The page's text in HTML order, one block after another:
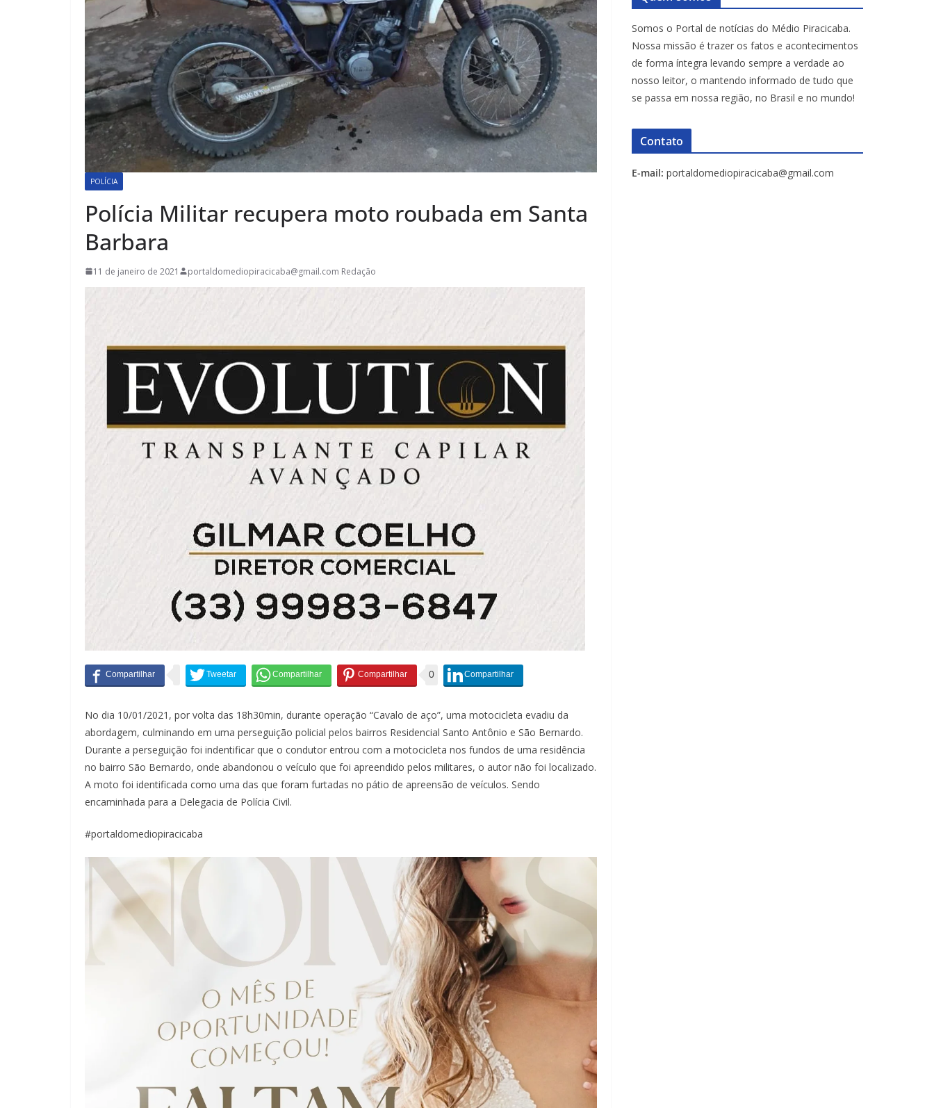
POLÍCIA
Polícia Militar recupera moto roubada em Santa
Barbara
11 de janeiro de 2021 portaldomediopiracicaba@gmail.com Redação
0
No dia 10/01/2021, por volta das 18h30min, durante operação “Cavalo de aço”, uma motocicleta evadiu da
abordagem, culminando em uma perseguição policial pelos bairros Residencial Santo Antônio e São Bernardo.
Durante a perseguição foi indentificar que o condutor entrou com a motocicleta nos fundos de uma residência
no bairro São Bernardo, onde abandonou o veículo que foi apreendido pelos militares, o autor não foi localizado.
A moto foi identificada como uma das que foram furtadas no pátio de apreensão de veículos. Sendo
encaminhada para a Delegacia de Polícia Civil.
#portaldomediopiracicaba
Somos o Portal de notícias do Médio Piracicaba.
Nossa missão é trazer os fatos e acontecimentos
de forma íntegra levando sempre a verdade ao
nosso leitor, o mantendo informado de tudo que
se passa em nossa região, no Brasil e no mundo!
Contato
E-mail: portaldomediopiracicaba@gmail.com